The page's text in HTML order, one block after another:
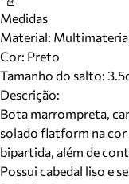
Medidas
Material:
Cor: Preto
Tamanho do salto:
Descrição:
Bota marrompreta,
solado flatform na cor
bipartida, além de
Possui cabedal liso e